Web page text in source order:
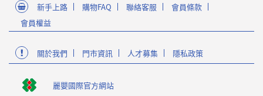
新手上路 購物FAQ 聯絡客服
會員條款
會員權益
關於我們 門市資訊 人才募集 隱私政策
麗嬰國際官方網站